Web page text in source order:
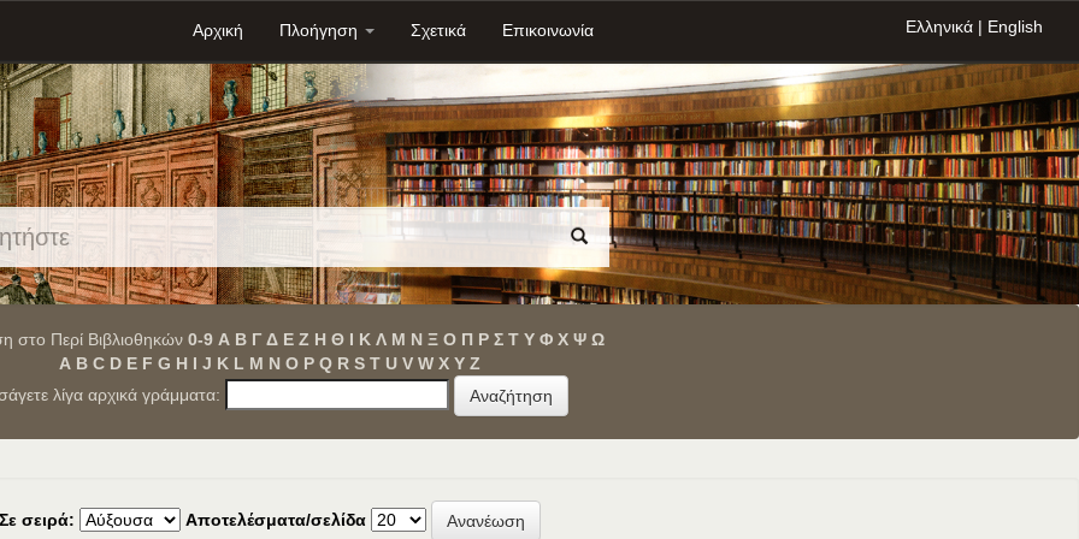
Αρχική Πλοήγηση Σχετικά Επικοινωνία Ελληνικά | English
στο Περί Βιβλιοθηκών 0-9 Α Β Γ Δ Ε Ζ Η Θ Ι Κ Λ Μ Ν Ξ Ο Π Ρ Σ Τ Υ Φ Χ Ψ Ω
A B C D E F G H I J K L M N O P Q R S T U V W X Y Z
λίγα αρχικά γράμματα:
Σε σειρά: Αποτελέσματα/σελίδα